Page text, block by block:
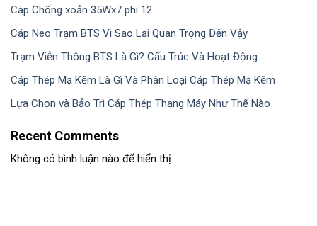
Cáp Chống xoắn 35Wx7 phi 12
Cáp Neo Trạm BTS Vì Sao Lại Quan Trọng Đến Vậy
Trạm Viễn Thông BTS Là Gì? Cấu Trúc Và Hoạt Động
Cáp Thép Mạ Kẽm Là Gì Và Phân Loại Cáp Thép Mạ Kẽm
Lựa Chọn và Bảo Trì Cáp Thép Thang Máy Như Thế Nào
Recent Comments
Không có bình luận nào để hiển thị.